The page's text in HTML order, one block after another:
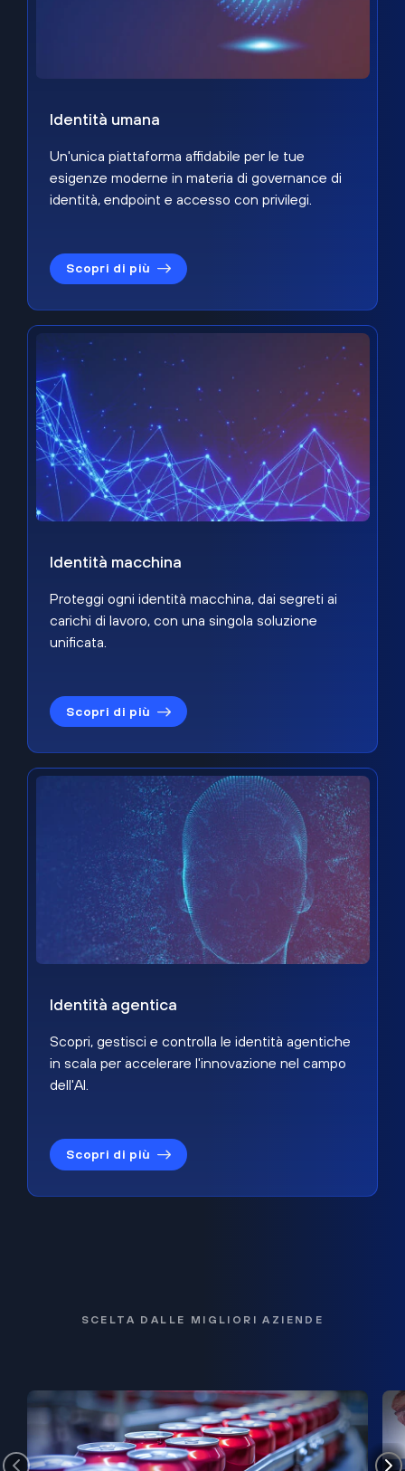
Identità umana
Un'unica piattaforma affidabile per le tue
esigenze moderne in materia di governance di
identità, endpoint e accesso con privilegi.
Scopri di più
Identità macchina
Proteggi ogni identità macchina, dai segreti ai
carichi di lavoro, con una singola soluzione
unificata.
Scopri di più
Identità agentica
Scopri, gestisci e controlla le identità agentiche
in scala per accelerare l'innovazione nel campo
dell'AI.
Scopri di più
SCELTA DALLE MIGLIORI AZIENDE